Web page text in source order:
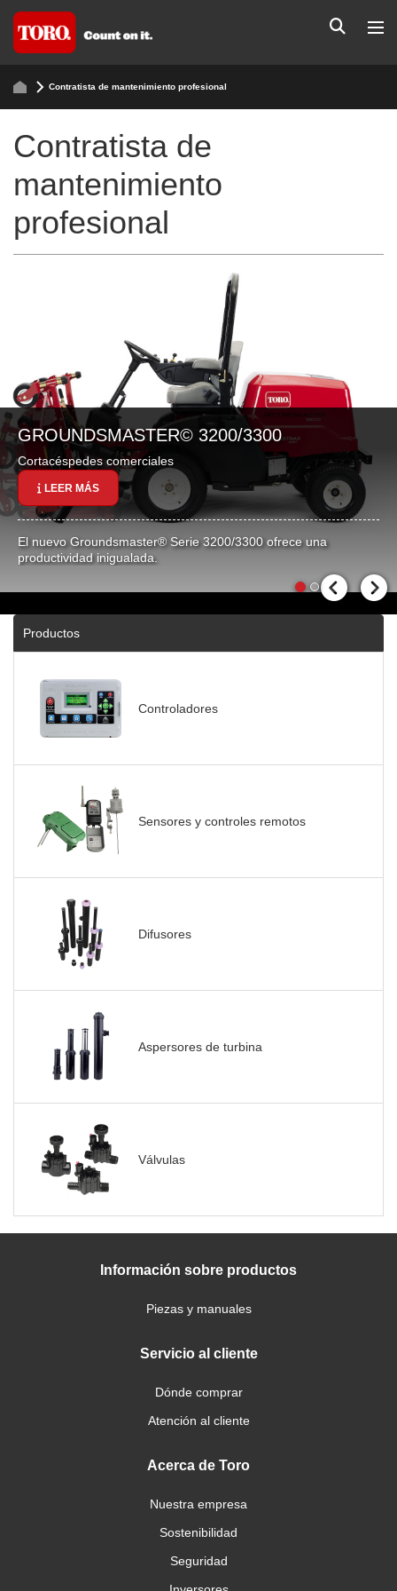
Contratista de mantenimiento profesional
Contratista de
mantenimiento
profesional
GROUNDSMASTER© 3200/3300
Cortacéspedes comerciales
LEER MÁS
El nuevo Groundsmaster® Serie 3200/3300 ofrece una
productividad inigualada.
Productos
Controladores
Sensores y controles remotos
Difusores
Aspersores de turbina
Válvulas
Información sobre productos
Piezas y manuales
Servicio al cliente
Dónde comprar
Atención al cliente
Acerca de Toro
Nuestra empresa
Sostenibilidad
Seguridad